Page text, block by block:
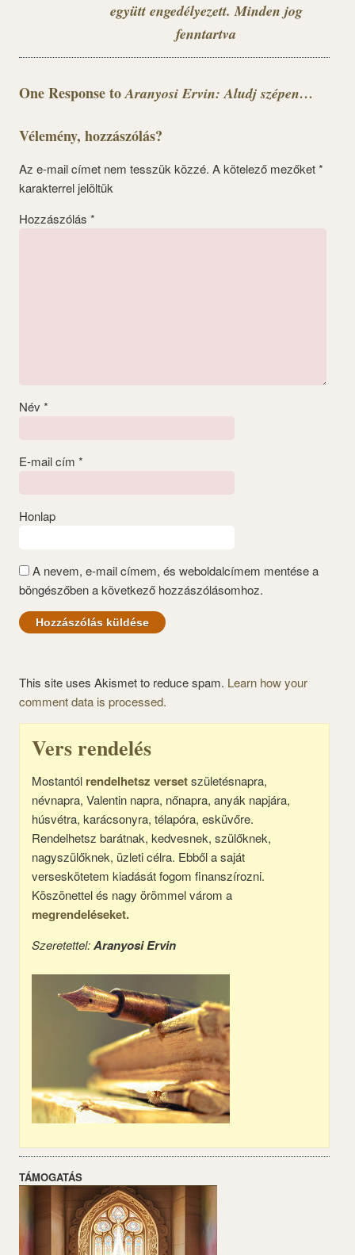
együtt engedélyezett. Minden jog
fenntartva
One Response toAranyosi Ervin: Aludj szépen…
Vélemény, hozzászólás?
Az e-mail címet nem tesszük közzé. A kötelező mezőket*
karakterrel jelöltük
Hozzászólás *
Név *
E-mail cím *
Honlap
A nevem, e-mail címem, és weboldalcímem mentése a
böngészőben a következő hozzászólásomhoz.
This site uses Akismet to reduce spam. Learn how your
comment data is processed.
Vers rendelés
Mostantól rendelhetsz versetszületésnapra,
névnapra, Valentin napra, nőnapra, anyák napjára,
húsvétra, karácsonyra, télapóra, esküvőre.
Rendelhetsz barátnak, kedvesnek, szülőknek,
nagyszülőknek, üzleti célra. Ebből a saját
verseskötetem kiadását fogom finanszírozni.
Köszönettel és nagy örömmel várom a
megrendeléseket.
Szeretettel:Aranyosi Ervin
TÁMOGATÁS